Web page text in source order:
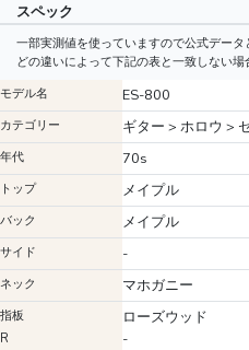
スペック
一部実測値を使っていますので公式デー
どの違いによって下記の表と一致しない場
モデル名
ES-800
カテゴリー ギター > ホロウ >
年代 70s
トップ メイプル
バック メイプル
サイド -
ネック マホガニー
指板
R
ローズウッド
-